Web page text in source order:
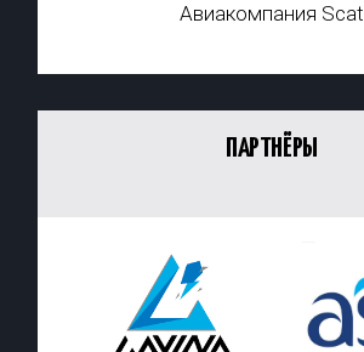
Авиакомпания Scat
ПАРТНЁРЫ